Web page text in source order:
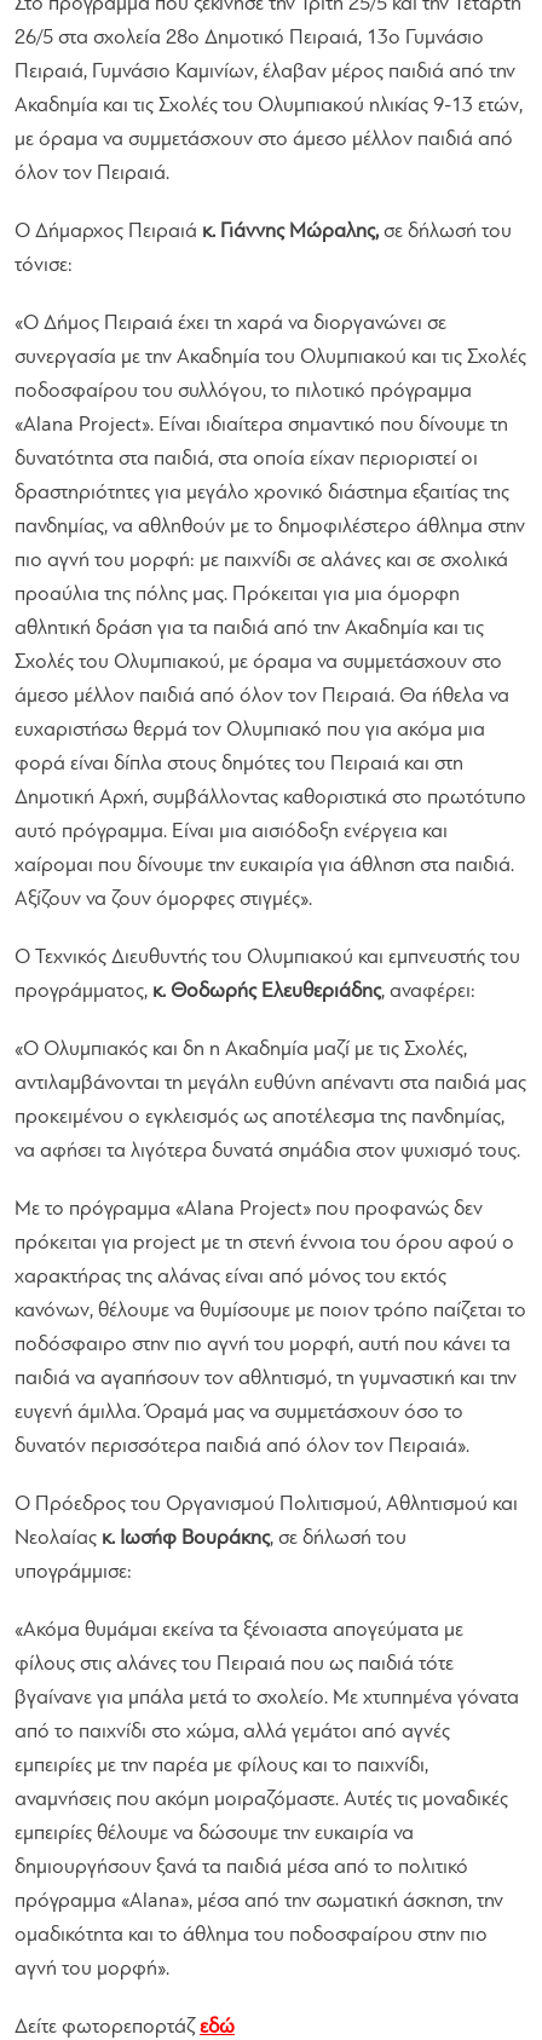
26/5 στα σχολεία 28ο Δημοτικό Πειραιά, 13ο Γυμνάσιο
Πειραιά, Γυμνάσιο Καμινίων, έλαβαν μέρος παιδιά από την
Ακαδημία και τις Σχολές του Ολυμπιακού ηλικίας 9-13 ετών,
με όραμα να συμμετάσχουν στο άμεσο μέλλον παιδιά από
όλον τον Πειραιά.
Ο Δήμαρχος Πειραιά κ. Γιάννης Μώραλης,σε δήλωσή του
τόνισε:
«Ο Δήμος Πειραιά έχει τη χαρά να διοργανώνει σε
συνεργασία με την Ακαδημία του Ολυμπιακού και τις Σχολές
ποδοσφαίρου του συλλόγου, το πιλοτικό πρόγραμμα
«Alana Project». Είναι ιδιαίτερα σημαντικό που δίνουμε τη
δυνατότητα στα παιδιά, στα οποία είχαν περιοριστεί οι
δραστηριότητες για μεγάλο χρονικό διάστημα εξαιτίας της
πανδημίας, να αθληθούν με το δημοφιλέστερο άθλημα στην
πιο αγνή του μορφή: με παιχνίδι σε αλάνες και σε σχολικά
προαύλια της πόλης μας. Πρόκειται για μια όμορφη
αθλητική δράση για τα παιδιά από την Ακαδημία και τις
Σχολές του Ολυμπιακού, με όραμα να συμμετάσχουν στο
άμεσο μέλλον παιδιά από όλον τον Πειραιά. Θα ήθελα να
ευχαριστήσω θερμά τον Ολυμπιακό που για ακόμα μια
φορά είναι δίπλα στους δημότες του Πειραιά και στη
Δημοτική Αρχή, συμβάλλοντας καθοριστικά στο πρωτότυπο
αυτό πρόγραμμα. Είναι μια αισιόδοξη ενέργεια και
χαίρομαι που δίνουμε την ευκαιρία για άθληση στα παιδιά.
Aξίζουν να ζουν όμορφες στιγμές».
O Τεχνικός Διευθυντής του Ολυμπιακού και εμπνευστής του
προγράμματος, κ. Θοδωρής Ελευθεριάδης, αναφέρει:
«Ο Ολυμπιακός και δη η Ακαδημία μαζί με τις Σχολές,
αντιλαμβάνονται τη μεγάλη ευθύνη απέναντι στα παιδιά μας
προκειμένου ο εγκλεισμός ως αποτέλεσμα της πανδημίας,
να αφήσει τα λιγότερα δυνατά σημάδια στον ψυχισμό τους.
Με το πρόγραμμα «Alana Project» που προφανώς δεν
πρόκειται για project με τη στενή έννοια του όρου αφού ο
χαρακτήρας της αλάνας είναι από μόνος του εκτός
κανόνων, θέλουμε να θυμίσουμε με ποιον τρόπο παίζεται το
ποδόσφαιρο στην πιο αγνή του μορφή, αυτή που κάνει τα
παιδιά να αγαπήσουν τον αθλητισμό, τη γυμναστική και την
ευγενή άμιλλα. Όραμά μας να συμμετάσχουν όσο το
δυνατόν περισσότερα παιδιά από όλον τον Πειραιά».
Ο Πρόεδρος του Οργανισμού Πολιτισμού, Αθλητισμού και
Νεολαίας κ. Ιωσήφ Βουράκης, σε δήλωσή του
υπογράμμισε:
«Ακόμα θυμάμαι εκείνα τα ξένοιαστα απογεύματα με
φίλους στις αλάνες του Πειραιά που ως παιδιά τότε
βγαίνανε για μπάλα μετά το σχολείο. Με χτυπημένα γόνατα
από το παιχνίδι στο χώμα, αλλά γεμάτοι από αγνές
εμπειρίες με την παρέα με φίλους και το παιχνίδι,
αναμνήσεις που ακόμη μοιραζόμαστε. Αυτές τις μοναδικές
εμπειρίες θέλουμε να δώσουμε την ευκαιρία να
δημιουργήσουν ξανά τα παιδιά μέσα από το πολιτικό
πρόγραμμα «Alana», μέσα από την σωματική άσκηση, την
ομαδικότητα και το άθλημα του ποδοσφαίρου στην πιο
αγνή του μορφή».
Δείτε φωτορεπορτάζ εδώ